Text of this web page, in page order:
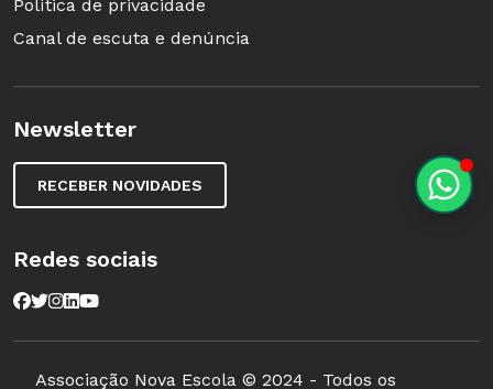
Política de privacidade
Canal de escuta e denúncia
Newsletter
RECEBER NOVIDADES
Redes sociais
Associação Nova Escola © 2024 - Todos os